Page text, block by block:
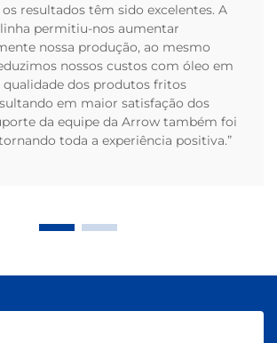
resultados têm sido excelentes. A
permitiu-nos aumentar
nossa produção, ao mesmo
nossos custos com óleo em
qualidade dos produtos fritos
em maior satisfação dos
da equipe da Arrow também foi
toda a experiência positiva.”